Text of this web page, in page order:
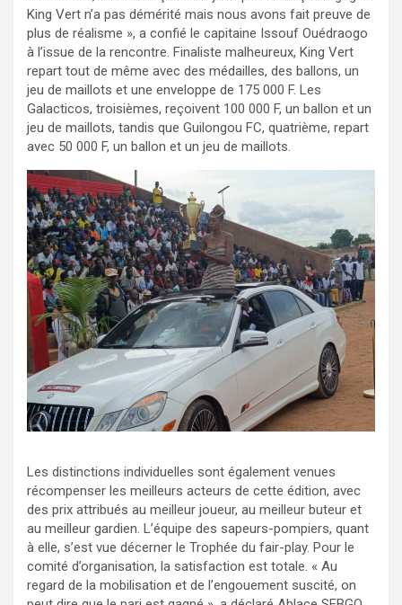
King Vert n’a pas démérité mais nous avons fait preuve de
plus de réalisme », a confié le capitaine Issouf Ouédraogo
à l’issue de la rencontre. Finaliste malheureux, King Vert
repart tout de même avec des médailles, des ballons, un
jeu de maillots et une enveloppe de 175 000 F. Les
Galacticos, troisièmes, reçoivent 100 000 F, un ballon et un
jeu de maillots, tandis que Guilongou FC, quatrième, repart
avec 50 000 F, un ballon et un jeu de maillots.
Les distinctions individuelles sont également venues
récompenser les meilleurs acteurs de cette édition, avec
des prix attribués au meilleur joueur, au meilleur buteur et
au meilleur gardien. L’équipe des sapeurs-pompiers, quant
à elle, s’est vue décerner le Trophée du fair-play. Pour le
comité d’organisation, la satisfaction est totale. « Au
regard de la mobilisation et de l’engouement suscité, on